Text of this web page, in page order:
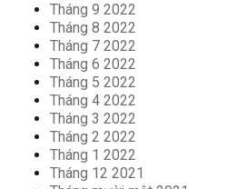
Tháng 9 2022
Tháng 8 2022
Tháng 7 2022
Tháng 6 2022
Tháng 5 2022
Tháng 4 2022
Tháng 3 2022
Tháng 2 2022
Tháng 1 2022
Tháng 12 2021